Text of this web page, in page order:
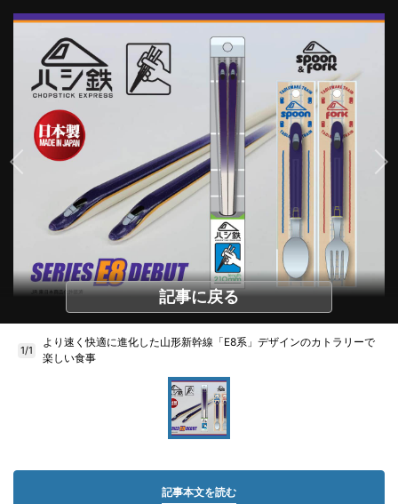
記事に戻る
1/1
より速く快適に進化した山形新幹線「E8系」デザインのカトラリーで
楽しい食事
記事本文を読む